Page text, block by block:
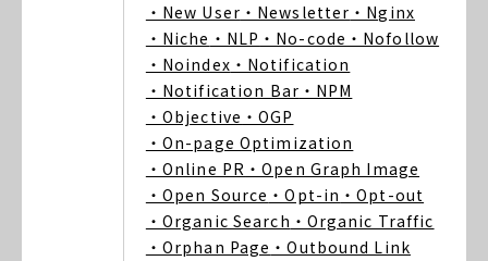
・New User ・Newsletter ・Nginx
・Niche ・NLP ・No-code ・Nofollow
・Noindex ・Notification
・Notification Bar ・NPM
・Objective ・OGP
・On-page Optimization
・Online PR ・Open Graph Image
・Open Source ・Opt-in ・Opt-out
・Organic Search ・Organic Traffic
・Orphan Page ・Outbound Link